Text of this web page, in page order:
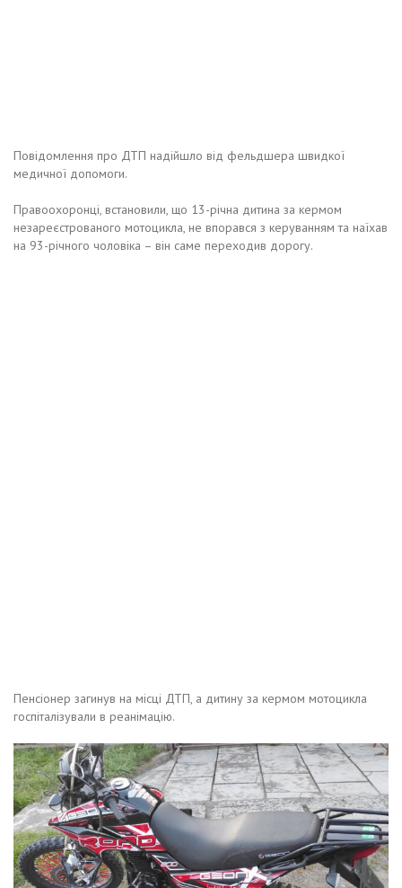
Повідомлення про ДТП надійшло від фельдшера швидкої
медичної допомоги.
Правоохоронці, встановили, що 13-річна дитина за кермом
незареєстрованого мотоцикла, не впорався з керуванням та наїхав
на 93-річного чоловіка – він саме переходив дорогу.
Пенсіонер загинув на місці ДТП, а дитину за кермом мотоцикла
госпіталізували в реанімацію.